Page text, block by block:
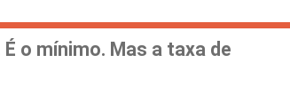
o mínimo. Mas a taxa de